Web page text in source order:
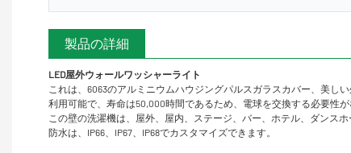
製品の詳細
LED屋外ウォールワッシャーライト
これは、6063のアルミニウムハウジングパルスガラスカバー、美し
利用可能で、寿命は50,000時間であるため、電球を交換する必要性
この壁の洗濯機は、屋外、屋内、ステージ、バー、ホテル、ダンス
防水は、IP66、IP67、IP68でカスタマイズできます。